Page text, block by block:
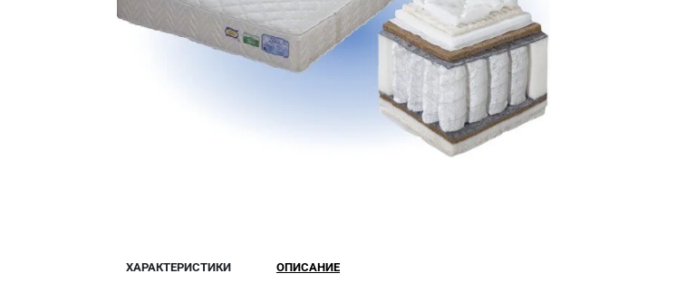
ХАРАКТЕРИСТИКИ ОПИСАНИЕ